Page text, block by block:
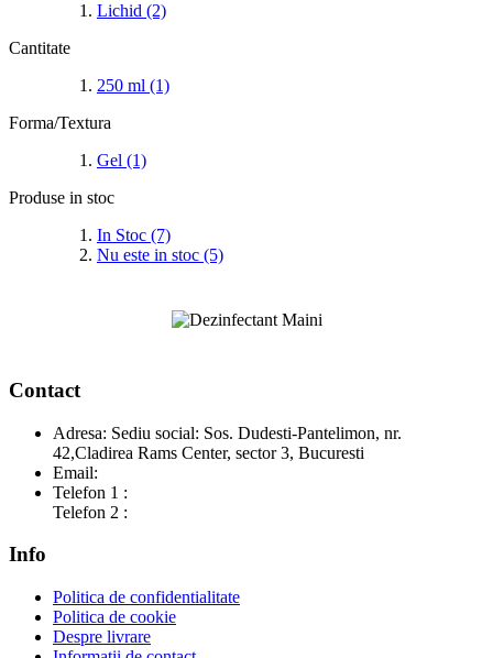
Lichid (2)
Cantitate
250 ml (1)
Forma/Textura
Gel (1)
Produse in stoc
In Stoc (7)
Nu este in stoc (5)
Contact
Adresa: Sediu social: Sos. Dudesti-Pantelimon, nr.
42,Cladirea Rams Center, sector 3, Bucuresti
Email:
Telefon 1 :
Telefon 2 :
Info
Politica de confidentialitate
Politica de cookie
Despre livrare